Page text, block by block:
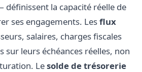
la capacité réelle de
ses engagements. Lesflux
salaires, charges fiscales
leurs échéances réelles, non
Lesolde de trésorerie